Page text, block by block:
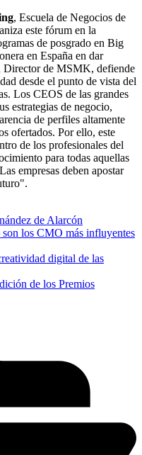
, Escuela de Negocios de
este fórum en la
de posgrado en Big
en España en dar
Director de MSMK, defiende
desde el punto de vista del
Los CEOS de las grandes
estrategias de negocio,
de perfiles altamente
ofertados. Por ello, este
de los profesionales del
para todas aquellas
empresas deben apostar
de Alarcón
los CMO más influyentes
digital de las
de los Premios